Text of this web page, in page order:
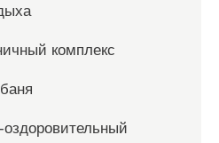
комплекс